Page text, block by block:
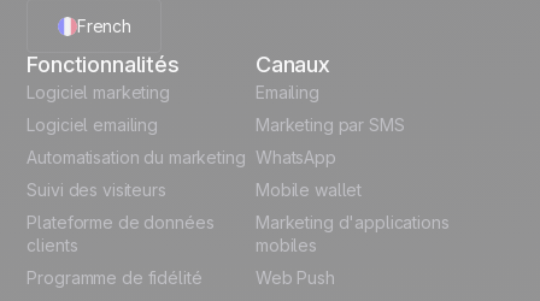
French
English
German
Italian
Fonctionnalités
Logiciel marketing
Logiciel emailing
Automatisation du marketing
Suivi des visiteurs
Plateforme de données
clients
Programme de fidélité
Canaux
Emailing
Marketing par SMS
WhatsApp
Mobile wallet
Marketing d'applications
mobiles
Web Push